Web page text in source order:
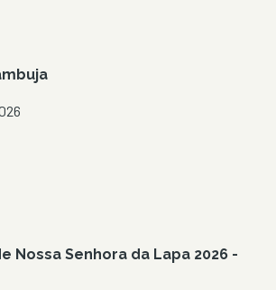
Nossa Senhora da Lapa 2026 -